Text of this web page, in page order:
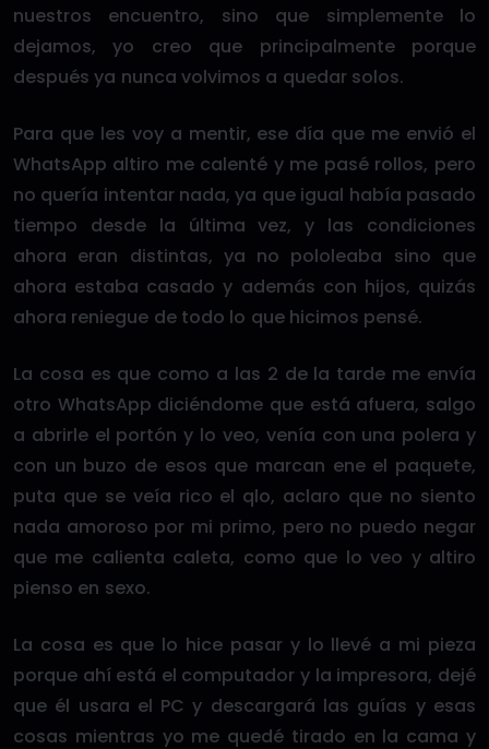
nuestros encuentro, sino que simplemente lo
dejamos, yo creo que principalmente porque
después ya nunca volvimos a quedar solos.
Para que les voy a mentir, ese día que me envió el
WhatsApp altiro me calenté y me pasé rollos, pero
no quería intentar nada, ya que igual había pasado
tiempo desde la última vez, y las condiciones
ahora eran distintas, ya no pololeaba sino que
ahora estaba casado y además con hijos, quizás
ahora reniegue de todo lo que hicimos pensé.
La cosa es que como a las 2 de la tarde me envía
otro WhatsApp diciéndome que está afuera, salgo
a abrirle el portón y lo veo, venía con una polera y
con un buzo de esos que marcan ene el paquete,
puta que se veía rico el qlo, aclaro que no siento
nada amoroso por mi primo, pero no puedo negar
que me calienta caleta, como que lo veo y altiro
pienso en sexo.
La cosa es que lo hice pasar y lo llevé a mi pieza
porque ahí está el computador y la impresora, dejé
que él usara el PC y descargará las guías y esas
cosas mientras yo me quedé tirado en la cama y